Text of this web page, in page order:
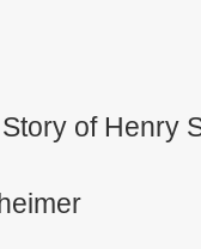
of Henry